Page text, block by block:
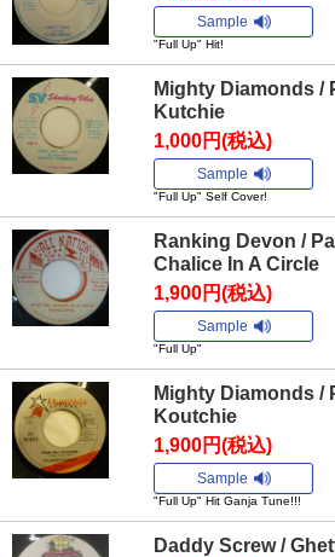
Sample
"Full Up" Hit!
Mighty Diamonds /
Kutchie
1,000円(税込)
Sample
"Full Up" Self Cover!
Ranking Devon /
Chalice In A Circle
1,900円(税込)
Sample
"Full Up"
Mighty Diamonds /
Koutchie
1,900円(税込)
Sample
"Full Up" Hit Ganja Tune!!!
Daddy Screw /